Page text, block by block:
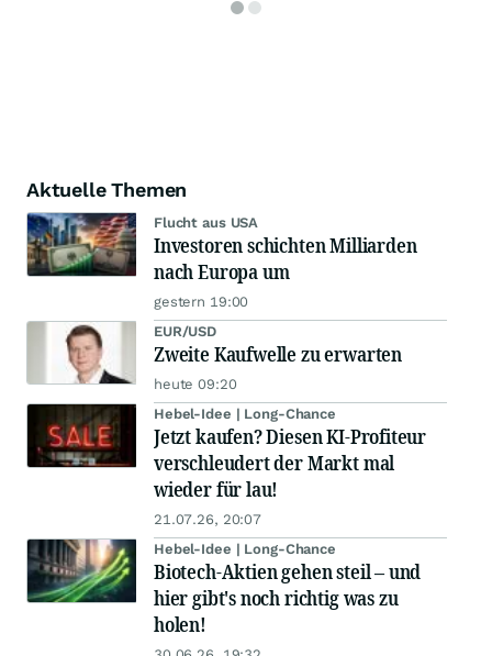
Aktuelle Themen
Flucht aus USA
Investoren schichten Milliarden
nach Europa um
gestern 19:00
EUR/USD
Zweite Kaufwelle zu erwarten
heute 09:20
Hebel-Idee | Long-Chance
Jetzt kaufen? Diesen KI-Profiteur
verschleudert der Markt mal
wieder für lau!
21.07.26, 20:07
Hebel-Idee | Long-Chance
Biotech-Aktien gehen steil – und
hier gibt's noch richtig was zu
holen!